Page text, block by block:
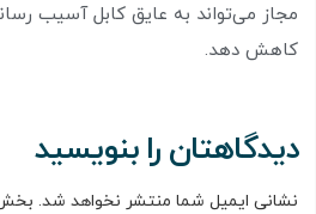
مجاز می‌تواند به عایق کابل آسیب
کاهش دهد.
دیدگاهتان را بنویسید
نشانی ایمیل شما منتشر نخواهد شد.